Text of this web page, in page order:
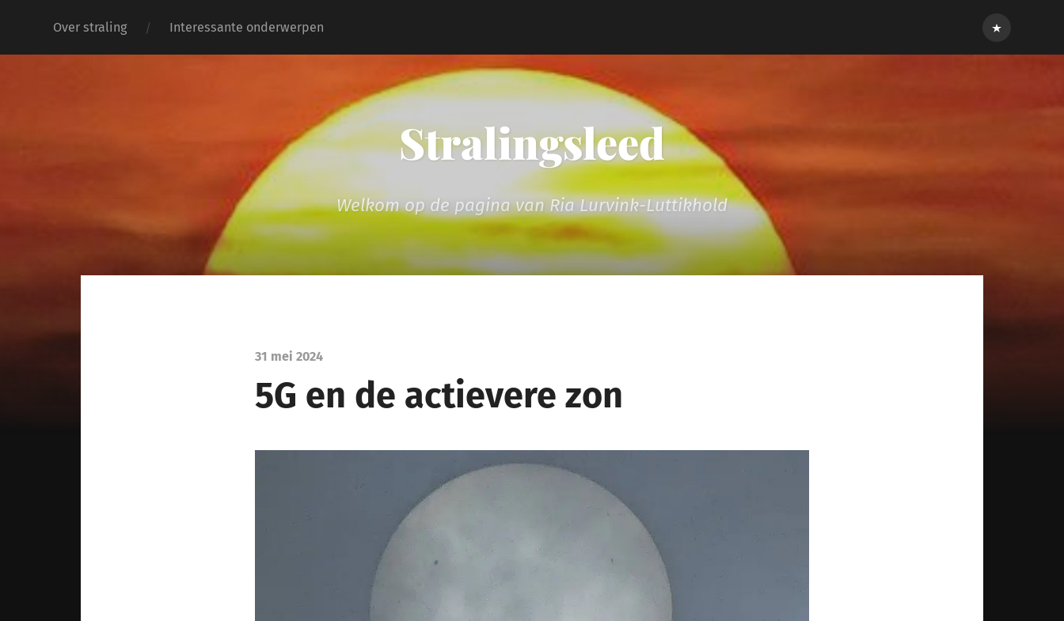
Over straling Interessante onderwerpen Inloggen
Stralingsleed
Welkom op de pagina van Ria Lurvink-Luttikhold
31 mei 2024
5G en de actievere zon